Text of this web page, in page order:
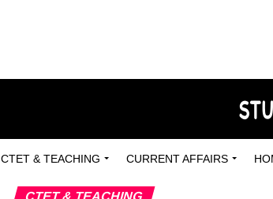
CTET & TEACHING CURRENT AFFAIRS
CTET & TEACHING